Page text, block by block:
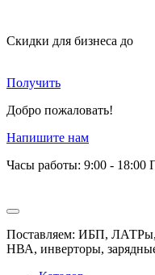
Скидки для бизнеса до
Получить
Добро пожаловать!
Напишите нам
Часы работы: 9:00 -
Поставляем: ИБП, ЛАТРы,
НВА, инверторы,